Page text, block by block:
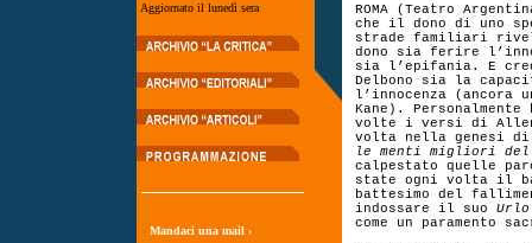
Aggiornato il lunedì sera
Mandaci una mail ›
ROMA (Teatro
che il dono di uno
strade familiari
dono sia ferire
sia l’epifania. E
Delbono sia la
l’innocenza (ancora
Kane).
volte i versi di Allen
volta nella genesi di
le menti migliori
calpestato quelle
state ogni volta il
battesimo del
indossare il suo Urlo
come un paramento